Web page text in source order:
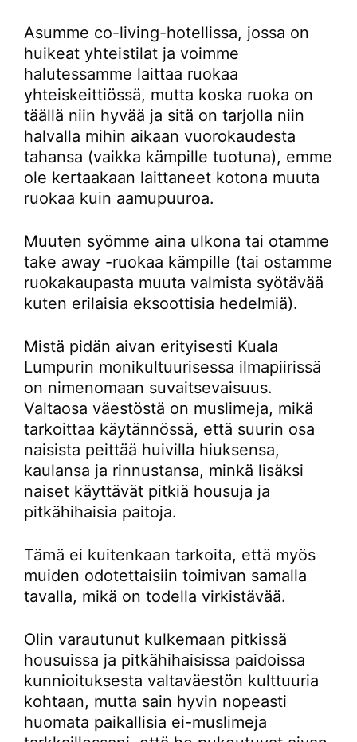
Asumme co-living-hotellissa, jossa on
huikeat yhteistilat ja voimme
halutessamme laittaa ruokaa
yhteiskeittiössä, mutta koska ruoka on
täällä niin hyvää ja sitä on tarjolla niin
halvalla mihin aikaan vuorokaudesta
tahansa (vaikka kämpille tuotuna), emme
ole kertaakaan laittaneet kotona muuta
ruokaa kuin aamupuuroa.
Muuten syömme aina ulkona tai otamme
take away -ruokaa kämpille (tai ostamme
ruokakaupasta muuta valmista syötävää
kuten erilaisia eksoottisia hedelmiä).
Mistä pidän aivan erityisesti Kuala
Lumpurin monikultuurisessa ilmapiirissä
on nimenomaan suvaitsevaisuus.
Valtaosa väestöstä on muslimeja, mikä
tarkoittaa käytännössä, että suurin osa
naisista peittää huivilla hiuksensa,
kaulansa ja rinnustansa, minkä lisäksi
naiset käyttävät pitkiä housuja ja
pitkähihaisia paitoja.
Tämä ei kuitenkaan tarkoita, että myös
muiden odotettaisiin toimivan samalla
tavalla, mikä on todella virkistävää.
Olin varautunut kulkemaan pitkissä
housuissa ja pitkähihaisissa paidoissa
kunnioituksesta valtaväestön kulttuuria
kohtaan, mutta sain hyvin nopeasti
huomata paikallisia ei-muslimeja